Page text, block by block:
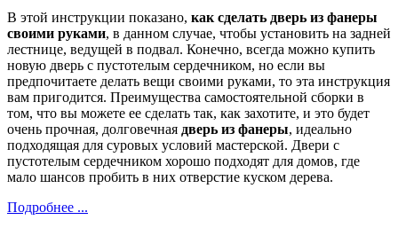
В этой инструкции показано, как сделать дверь из фанеры
своими руками, в данном случае, чтобы установить на задней
лестнице, ведущей в подвал. Конечно, всегда можно купить
новую дверь с пустотелым сердечником, но если вы
предпочитаете делать вещи своими руками, то эта инструкция
вам пригодится. Преимущества самостоятельной сборки в
том, что вы можете ее сделать так, как захотите, и это будет
очень прочная, долговечная дверь из фанеры, идеально
подходящая для суровых условий мастерской. Двери с
пустотелым сердечником хорошо подходят для домов, где
мало шансов пробить в них отверстие куском дерева.
Подробнее ...